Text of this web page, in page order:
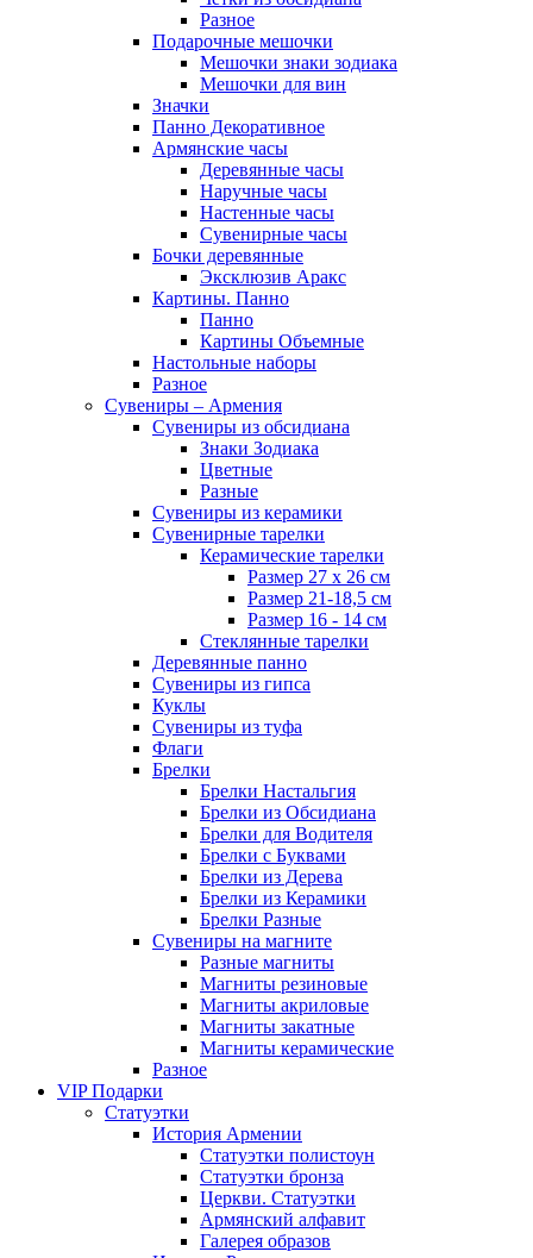
Разное
Подарочные мешочки
Мешочки знаки зодиака
Мешочки для вин
Значки
Панно Декоративное
Армянские часы
Деревянные часы
Наручные часы
Настенные часы
Сувенирные часы
Бочки деревянные
Эксклюзив Аракс
Картины. Панно
Панно
Картины Объемные
Настольные наборы
Разное
Сувениры – Армения
Сувениры из обсидиана
Знаки Зодиака
Цветные
Разные
Сувениры из керамики
Сувенирные тарелки
Керамические тарелки
Размер 27 х 26 см
Размер 21-18,5 см
Размер 16 - 14 см
Стеклянные тарелки
Деревянные панно
Сувениры из гипса
Куклы
Сувениры из туфа
Флаги
Брелки
Брелки Настальгия
Брелки из Обсидиана
Брелки для Водителя
Брелки с Буквами
Брелки из Дерева
Брелки из Керамики
Брелки Разные
Сувениры на магните
Разные магниты
Магниты резиновые
Магниты акриловые
Магниты закатные
Магниты керамические
Разное
VIP Подарки
Статуэтки
История Армении
Статуэтки полистоун
Статуэтки бронза
Церкви. Статуэтки
Армянский алфавит
Галерея образов